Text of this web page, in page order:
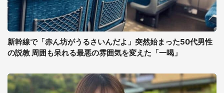
新幹線で「赤ん坊がうるさいんだよ」突然始まった50代男性
の説教 周囲も呆れる最悪の雰囲気を変えた「一喝」